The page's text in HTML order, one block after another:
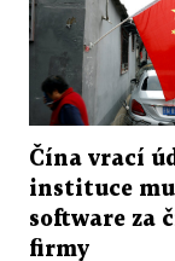
Čína vrací
instituce
software za
firmy